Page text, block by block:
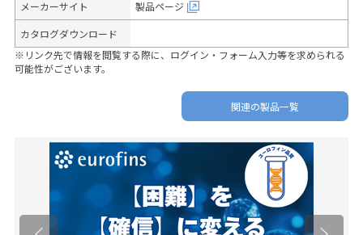
メーカーサイト 製品ページ
カタログダウンロード
※リンク先で情報を閲覧する際に、ログイン・フォーム入力等を求められる
可能性がございます。
関連の製品一覧